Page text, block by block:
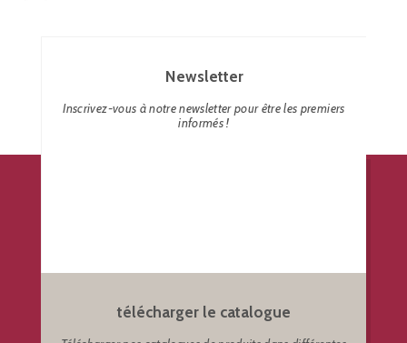
Newsletter
Inscrivez-vous à notre newsletter pour être les premiers
informés !
télécharger le catalogue